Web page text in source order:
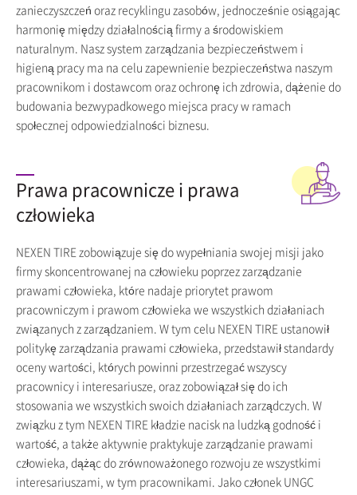
zanieczyszczeń oraz recyklingu zasobów, jednocześnie osiągając
harmonię między działalnością firmy a środowiskiem
naturalnym. Nasz system zarządzania bezpieczeństwem i
higieną pracy ma na celu zapewnienie bezpieczeństwa naszym
pracownikom i dostawcom oraz ochronę ich zdrowia, dążenie do
budowania bezwypadkowego miejsca pracy w ramach
społecznej odpowiedzialności biznesu.
Prawa pracownicze i prawa
człowieka
NEXEN TIRE zobowiązuje się do wypełniania swojej misji jako
firmy skoncentrowanej na człowieku poprzez zarządzanie
prawami człowieka, które nadaje priorytet prawom
pracowniczym i prawom człowieka we wszystkich działaniach
związanych z zarządzaniem. W tym celu NEXEN TIRE ustanowił
politykę zarządzania prawami człowieka, przedstawił standardy
oceny wartości, których powinni przestrzegać wszyscy
pracownicy i interesariusze, oraz zobowiązał się do ich
stosowania we wszystkich swoich działaniach zarządczych. W
związku z tym NEXEN TIRE kładzie nacisk na ludzką godność i
wartość, a także aktywnie praktykuje zarządzanie prawami
człowieka, dążąc do zrównoważonego rozwoju ze wszystkimi
interesariuszami, w tym pracownikami. Jako członek UNGC